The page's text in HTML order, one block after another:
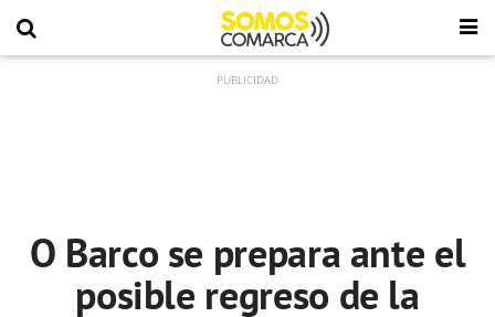
O Barco se prepara ante el
posible regreso de la